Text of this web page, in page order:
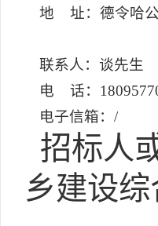
地 址：德令哈公
联系人：谈先生
电 话：
电子信箱：/
招标人
乡建设